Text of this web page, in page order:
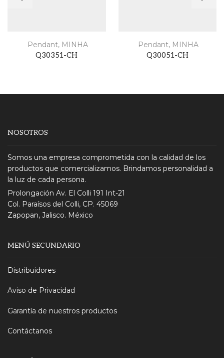
Pendant, MINHA
Q30351-CH
Pendant, MINHA
Q30051-CH
NOSOTROS
Somos una empresa comprometida con la calidad de los
productos que comercializamos. Brindamos personalidad a
la luz de cada persona.
Prolongación Av. El Colli 191 Int-21
Col. Paraísos del Colli, CP. 45069
Zapopan, Jalisco. México
MENÚ SECUNDARIO
Distribuidores
Aviso de Privacidad
Garantía de nuestros productos
Contáctanos